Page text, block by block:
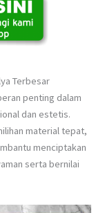
Terbesar
penting dalam
dan estetis.
material tepat,
menciptakan
serta bernilai